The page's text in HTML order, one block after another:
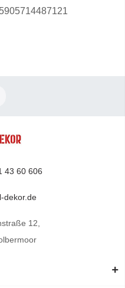
5905714487121
43 60 606
dekor.de
12,
+